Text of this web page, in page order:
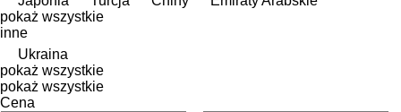
pokaż wszystkie
inne
Ukraina
pokaż wszystkie
pokaż wszystkie
Cena